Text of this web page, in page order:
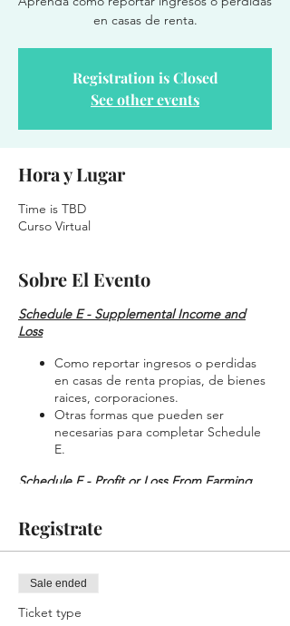
en casas de renta.
Registration is Closed
See other events
Hora y Lugar
Time is TBD
Curso Virtual
Sobre El Evento
Schedule E - Supplemental Income and
Loss
Como reportar ingresos o perdidas
en casas de renta propias, de bienes
raices, corporaciones.
Otras formas que pueden ser
necesarias para completar Schedule
E.
Schedule F - Profit or Loss From Farming
Como reportar ingresos y gastos de
un negocio granjero.
Registrate
Sale ended
Ticket type